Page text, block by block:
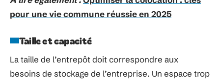
pour une vie commune réussie en 2025
Taille et capacité
La taille de l’entrepôt doit correspondre aux
besoins de stockage de l’entreprise. Un espace trop